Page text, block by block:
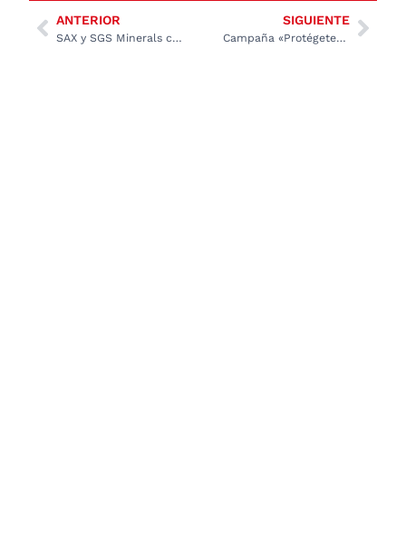
ANTERIOR
SAX y SGS Minerals continúan fortaleciendo su alianza tecnológica con un nuevo SEM Tescan TIMA
SIGUIENTE
Campaña «Protégete de lo que no ves»